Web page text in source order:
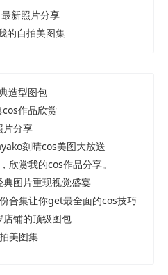
新照片分享
的自拍美图集
造型图包
作品欣赏
片分享
刻晴cos美图大放送
欣赏我的cos作品分享。
图片重现视觉盛宴
合集让你get最全面的cos技巧
店铺的顶级图包
美图集